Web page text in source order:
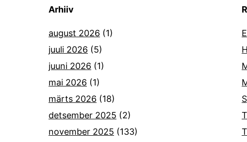
Arhiiv
august 2026 (1)
juuli 2026 (5)
juuni 2026 (1)
mai 2026 (1)
märts 2026 (18)
detsember 2025 (2)
november 2025 (133)